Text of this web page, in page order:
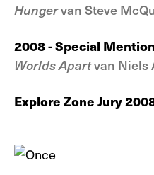
Hungervan Steve
2008 - Special Mention
Worlds Apartvan Niels
Explore Zone Jury